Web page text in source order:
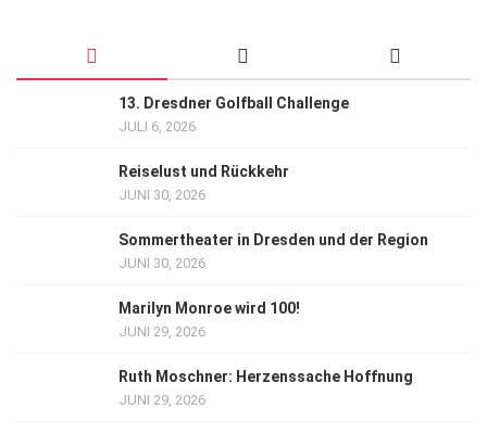
13. Dresdner Golfball Challenge
JULI 6, 2026
Reiselust und Rückkehr
JUNI 30, 2026
Sommertheater in Dresden und der Region
JUNI 30, 2026
Marilyn Monroe wird 100!
JUNI 29, 2026
Ruth Moschner: Herzenssache Hoffnung
JUNI 29, 2026